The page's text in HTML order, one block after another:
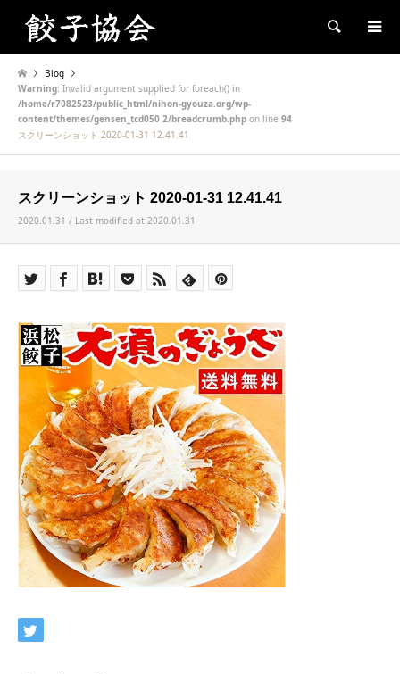
Search
Blog
Warning: Invalid argument supplied for foreach() in
/home/r7082523/public_html/nihon-gyouza.org/wp-
content/themes/gensen_tcd050 2/breadcrumb.php on line 94
スクリーンショット 2020-01-31 12.41.41
スクリーンショット 2020-01-31 12.41.41
2020.01.31 / Last modified at 2020.01.31